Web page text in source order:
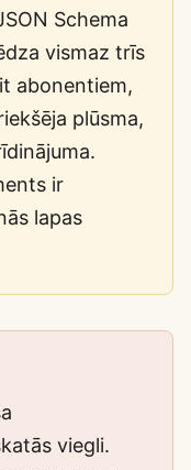
Schema
vismaz trīs
abonentiem,
plūsma,
ir
lapas
viegli.